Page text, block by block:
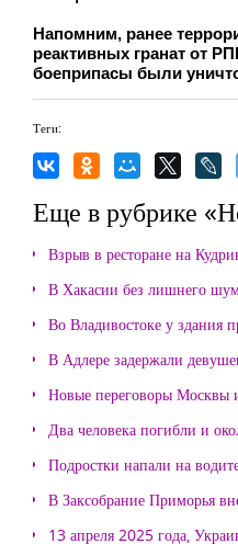
Напомним, ранее
реактивных гранат от
боеприпасы были
Теги:
Еще в рубрике
Взрыв в ресторане на
В Хакасии без лишнего
Во Владивостоке у здания
В Адлере задержали
Новые переговоры Москвы
Два человека погибли и
Подростки напали на
В Заксобрание Приморья
13 апреля 2025 года,